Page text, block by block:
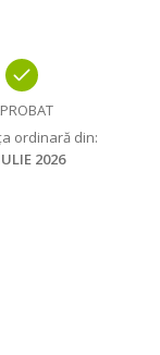
ordinară din:
2026